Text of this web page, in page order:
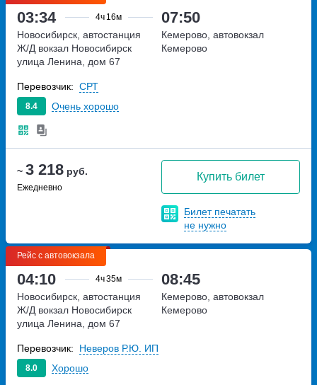
03:34 4ч 16м 07:50
~ 3 218 руб.
Ежедневно
Купить билет
Билет печатать
не нужно
Новосибирск, автостанция
Ж/Д вокзал Новосибирск
улица Ленина, дом 67
Кемерово, автовокзал
Кемерово
8.4 Очень хорошо
Перевозчик: СРТ
Рейс с автовокзала
04:10 4ч35м 08:45
Новосибирск, автостанция
Ж/Д вокзал Новосибирск
улица Ленина, дом 67
Кемерово, автовокзал
Кемерово
8.0 Хорошо
Перевозчик: Неверов Р.Ю. ИП